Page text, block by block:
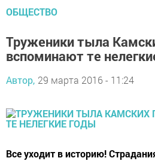
ОБЩЕСТВО
Труженики тыла
вспоминают те
Автор, 29 марта 2016 - 11:24
Все уходит в историю!